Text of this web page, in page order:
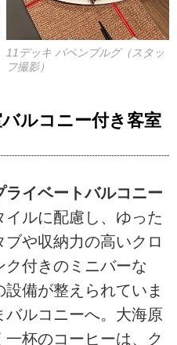
11デッキ パペンブルグ（スタッ
フ撮影）
ルコニー付き客室
ライベートバルコニー
イルに配慮し、ゆった
ブや収納力の高いクロ
ク付きのミニバーな
備が整えられていま
ルコニーへ。大海原
杯のコーヒーは、ク